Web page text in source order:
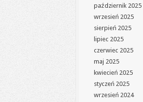
październik 2025
wrzesień 2025
sierpień 2025
lipiec 2025
czerwiec 2025
maj 2025
kwiecień 2025
styczeń 2025
wrzesień 2024